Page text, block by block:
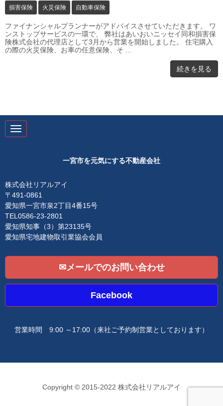
損害保険 火災保険 自動車保険
ファイナンシャルプランナーがアドバイスさせていただきます。 ワ
ンストップサービスの一環で、 弊社はあいおいニッセイ同和損害保
険株式会社の代理店として3月から営業を開始しました。 住宅購入
の際の火災保険、お車の任意保険、そ ...
続きを見る
N
a
i
o
一宮市を元気にする不動産会社
株式会社リアルアイ
〒491-0861
愛知県一宮市泉2丁目4番15号
TEL0586-23-2801
愛知県知事（3）第23135号
愛知県宅地建物取引業協会会員
✉メールでのお問い合わせ
Facebook
営業時間 9:00 ～17:00 （来社ご予約制営業としております）
Copyright © 2015-2022 株式会社リアルアイ